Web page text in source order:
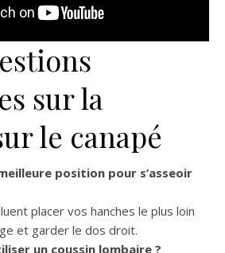
sur la
le canapé
position pour s’asseoir
placer vos hanches le plus loin
et garder le dos droit.
un coussin lombaire ?